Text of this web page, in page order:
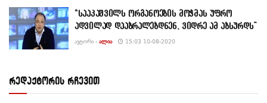
“სააკაშვილს ორგანოების მოჭმას უფრო
ადვილად დააბრალებდნენ, ვიდრე ამ აბსურდს”
ᲐᲕᲢᲝᲠᲘ - ᲐᲚᲘᲐ 15:03 10-08-2020
რედაქტორის რჩევით